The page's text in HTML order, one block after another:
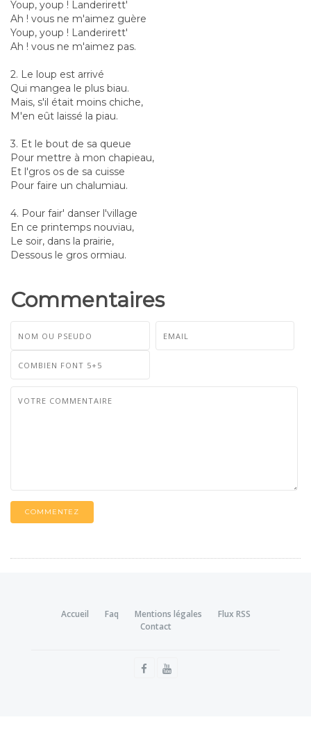
Youp, youp ! Landerirett'
Ah ! vous ne m'aimez guère
Youp, youp ! Landerirett'
Ah ! vous ne m'aimez pas.
2. Le loup est arrivé
Qui mangea le plus biau.
Mais, s'il était moins chiche,
M'en eût laissé la piau.
3. Et le bout de sa queue
Pour mettre à mon chapieau,
Et l'gros os de sa cuisse
Pour faire un chalumiau.
4. Pour fair' danser l'village
En ce printemps nouviau,
Le soir, dans la prairie,
Dessous le gros ormiau.
Commentaires
COMMENTEZ
Accueil Faq Mentions légales
Flux RSS
Contact